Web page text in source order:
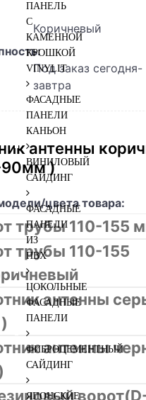
ПАНЕЛЬ
С
КАМЕННОЙ
КРОШКОЙ
VINYLIT
ФАСАДНЫЕ
ПАНЕЛИ
КАНЬОН
ВИНИЛОВЫЙ
САЙДИНГ
ФАСАДНЫЕ
ПАНЕЛИ
ИЗ
ПВХ
ЦОКОЛЬНЫЕ
ФАСАДНЫЕ
ПАНЕЛИ
ФИБРОЦЕМЕНТНЫЙ
САЙДИНГ
ЯПОНСКИЕ
Коричневый
Под заказ сегодня-
завтра
антенны
90мм )
цвета товара: